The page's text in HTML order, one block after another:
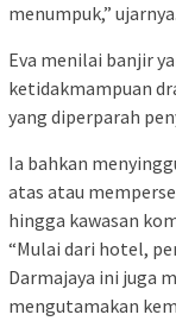
menumpuk,” ujarnya.
Eva menilai banjir
ketidakmampuan
yang diperparah
Ia bahkan
atas atau
hingga kawasan
“Mulai dari hotel,
Darmajaya ini juga
mengutamakan